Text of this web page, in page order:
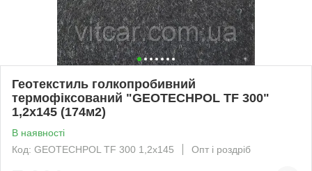
Геотекстиль голкопробивний
термофіксований "GEOTECHPOL TF 300"
1,2х145 (174м2)
В наявності
Код: GEOTECHPOL TF 300 1,2х145
Опт і роздріб